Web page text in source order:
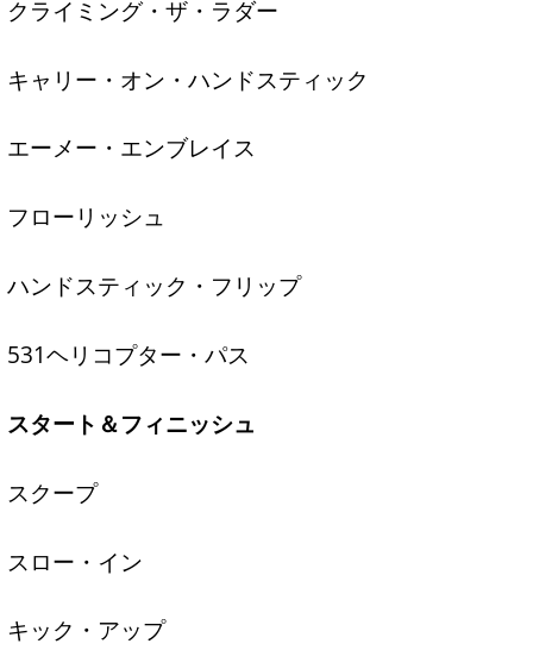
クライミング・ザ・ラダー
キャリー・オン・ハンドスティック
エーメー・エンブレイス
フローリッシュ
ハンドスティック・フリップ
531ヘリコプター・パス
スタート＆フィニッシュ
スクープ
スロー・イン
キック・アップ